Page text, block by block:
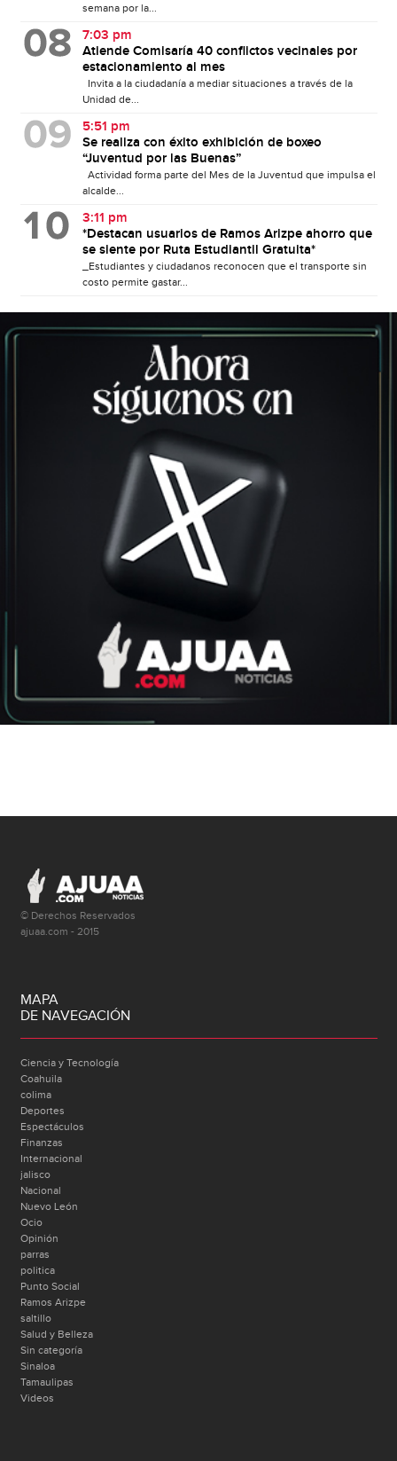
semana por la...
7:03 pm
Atiende Comisaría 40 conflictos vecinales por
estacionamiento al mes
Invita a la ciudadanía a mediar situaciones a través de la
Unidad de...
5:51 pm
Se realiza con éxito exhibición de boxeo
“Juventud por las Buenas”
Actividad forma parte del Mes de la Juventud que impulsa el
alcalde...
3:11 pm
*Destacan usuarios de Ramos Arizpe ahorro que
se siente por Ruta Estudiantil Gratuita*
_Estudiantes y ciudadanos reconocen que el transporte sin
costo permite gastar...
© Derechos Reservados
ajuaa.com - 2015
MAPA
DE NAVEGACIÓN
Ciencia y Tecnología
Coahuila
colima
Deportes
Espectáculos
Finanzas
Internacional
jalisco
Nacional
Nuevo León
Ocio
Opinión
parras
politica
Punto Social
Ramos Arizpe
saltillo
Salud y Belleza
Sin categoría
Sinaloa
Tamaulipas
Videos